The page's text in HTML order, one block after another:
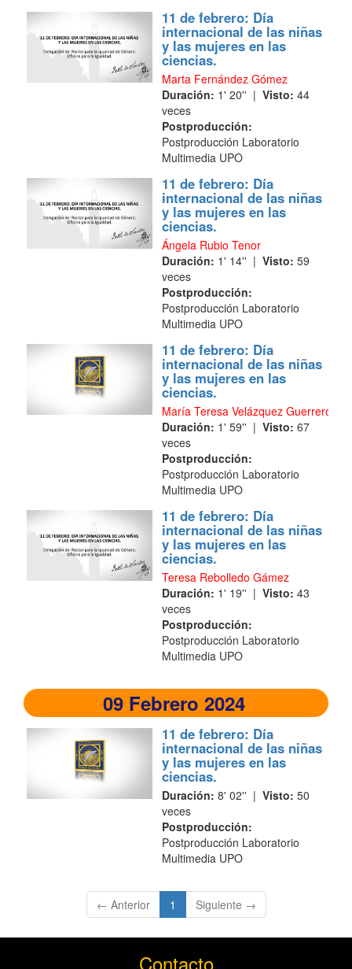
11 de febrero: Día
internacional de las niñas
y las mujeres en las
ciencias.
Marta Fernández Gómez
Duración: 1' 20'' | Visto: 44
veces
Postproducción:
Postproducción Laboratorio
Multimedia UPO
11 de febrero: Día
internacional de las niñas
y las mujeres en las
ciencias.
Ángela Rubio Tenor
Duración: 1' 14'' | Visto: 59
veces
Postproducción:
Postproducción Laboratorio
Multimedia UPO
11 de febrero: Día
internacional de las niñas
y las mujeres en las
ciencias.
María Teresa Velázquez Guerrero
Duración: 1' 59'' | Visto: 67
veces
Postproducción:
Postproducción Laboratorio
Multimedia UPO
11 de febrero: Día
internacional de las niñas
y las mujeres en las
ciencias.
Teresa Rebolledo Gámez
Duración: 1' 19'' | Visto: 43
veces
Postproducción:
Postproducción Laboratorio
Multimedia UPO
09 Febrero 2024
11 de febrero: Día
internacional de las niñas
y las mujeres en las
ciencias.
Duración: 8' 02'' | Visto: 50
veces
Postproducción:
Postproducción Laboratorio
Multimedia UPO
← Anterior 1 (current)
Siguiente →
Contacto